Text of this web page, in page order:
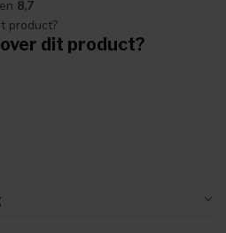
8,7
dit product?